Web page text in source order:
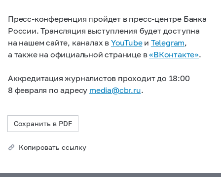
Пресс-конференция пройдет в пресс-центре Банка
России. Трансляция выступления будет доступна
на нашем сайте, каналах в YouTubeи Telegram,
а также на официальной странице в«ВКонтакте».
Аккредитация журналистов проходит до 18:00
8 февраля по адресу media@cbr.ru.
Сохранить в PDF
Копировать ссылку